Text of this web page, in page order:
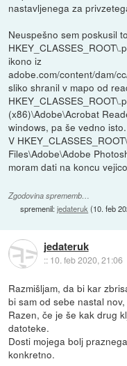
nastavljenega za
Neuspešno sem poskusil
ikono iz
adobe.com/content/dam/
sliko shranil v mapo od
(x86)\Adobe\Acrobat
windows, pa še vedno
V
Files\Adobe\Adobe
moram dati na koncu
Zgodovina sprememb…
spremenil:jedateruk(10. feb
jedateruk
:: 10. feb 2020, 21:06
Razmišljam, da bi kar
bi sam od sebe nastal
Razen, če je še kak drug
datoteke.
Dosti mojega bolj
konkretno.